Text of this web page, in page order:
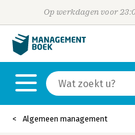
Op werkdagen voor
Algemeen management